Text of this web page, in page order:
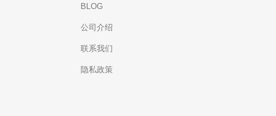
BLOG
公司介绍
联系我们
隐私政策